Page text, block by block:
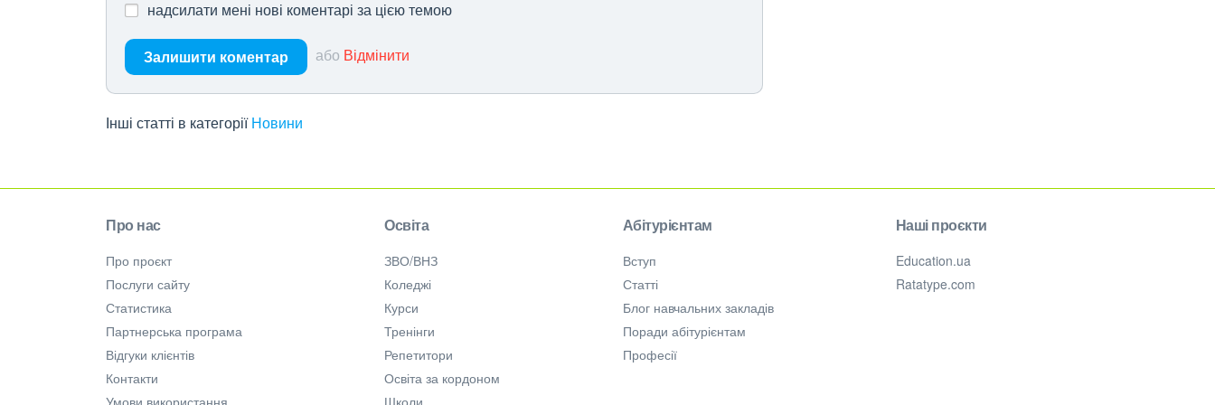
надсилати мені нові коментарі за цією темою
Залишити коментар або Відмінити
Інші статті в категорії Новини
Про нас
Про проєкт
Послуги сайту
Статистика
Партнерська програма
Відгуки клієнтів
Контакти
Умови використання
Освіта
ЗВО/ВНЗ
Коледжі
Курси
Тренінги
Репетитори
Освіта за кордоном
Школи
Абітурієнтам
Вступ
Статті
Блог навчальних закладів
Поради абітурієнтам
Професії
Наші проєкти
Education.ua
Ratatype.com